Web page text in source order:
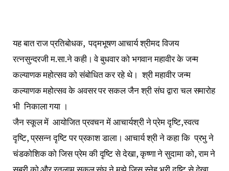
यह बात राज प्रतिबोधक, पद्मभूषण आचार्य श्रीमद विजय
रत्नसुन्दरजी म.सा.ने कही। वे बुधवार को भगवान महावीर के जन्म
कल्याणक महोत्सव को संबोधित कर रहे थे। श्री महावीर जन्म
कल्याणक महोत्सव के अवसर पर सकल जैन श्री संघ द्वारा चल समारोह
भी निकाला गया ।
जैन स्कूल में आयोजित प्रवचन में आचार्यश्री ने प्रेम दृष्टि,स्वत्व
दृष्टि, प्रसन्न दृष्टि पर प्रकाश डाला। आचार्य श्री ने कहा कि प्रभु ने
चंडकोशिक को जिस प्रेम की दृष्टि से देखा, कृष्णा ने सुदामा को, राम ने